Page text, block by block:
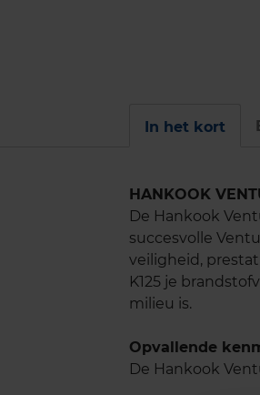
In het kort
HANKOOK
De Hankook
succesvolle
veiligheid,
K125 je
milieu is.
Opvallende
De Hankook